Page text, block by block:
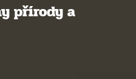
přírody a